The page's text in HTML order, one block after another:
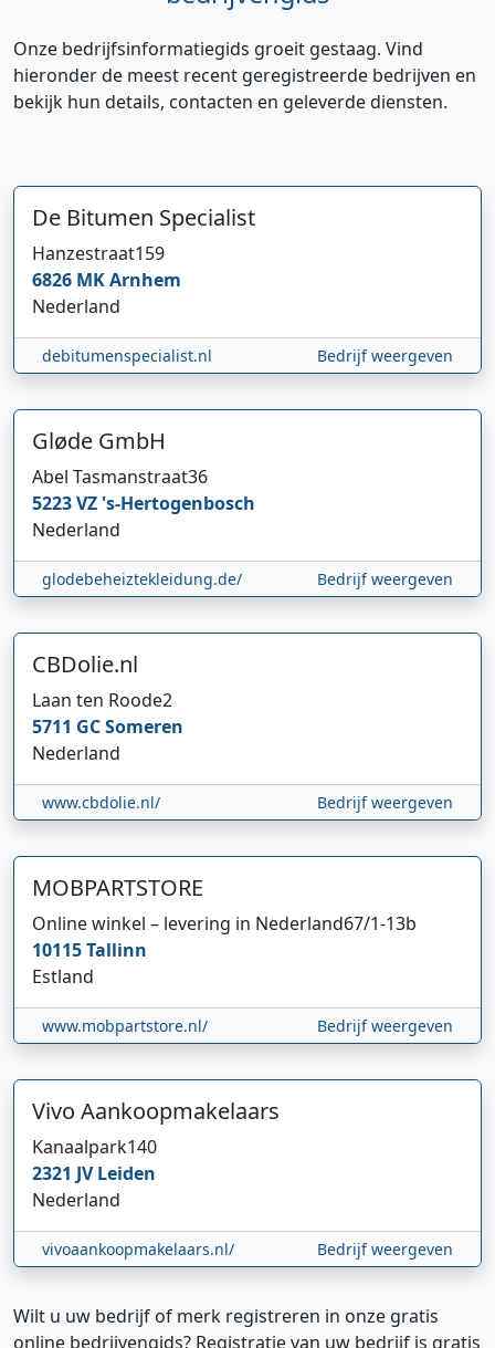
Onze bedrijfsinformatiegids groeit gestaag. Vind
hieronder de meest recent geregistreerde bedrijven en
bekijk hun details, contacten en geleverde diensten.
De Bitumen Specialist
Hanzestraat159
6826 MKArnhem
Nederland
debitumenspecialist.nl Bedrijf weergeven
Gløde GmbH
Abel Tasmanstraat36
5223 VZ 's-Hertogenbosch
Nederland
glodebeheiztekleidung.de/ Bedrijf weergeven
CBDolie.nl
Laan ten Roode2
5711 GCSomeren
Nederland
www.cbdolie.nl/ Bedrijf weergeven
MOBPARTSTORE
Online winkel – levering in Nederland67/1-13b
10115Tallinn
Estland
www.mobpartstore.nl/ Bedrijf weergeven
Vivo Aankoopmakelaars
Kanaalpark140
2321 JVLeiden
Nederland
vivoaankoopmakelaars.nl/ Bedrijf weergeven
Wilt u uw bedrijf of merk registreren in onze gratis
online bedrijvengids? Registratie van uw bedrijf is gratis